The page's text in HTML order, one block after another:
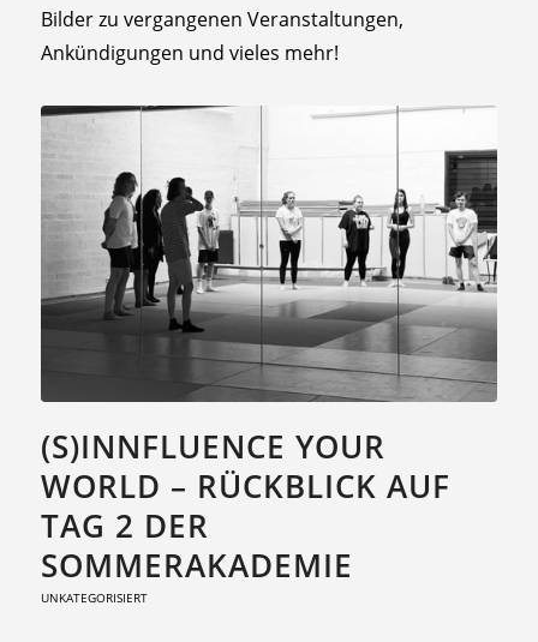
Bilder zu vergangenen Veranstaltungen,
Ankündigungen und vieles mehr!
(S)INNFLUENCE YOUR
WORLD – RÜCKBLICK AUF
TAG 2 DER
SOMMERAKADEMIE
UNKATEGORISIERT